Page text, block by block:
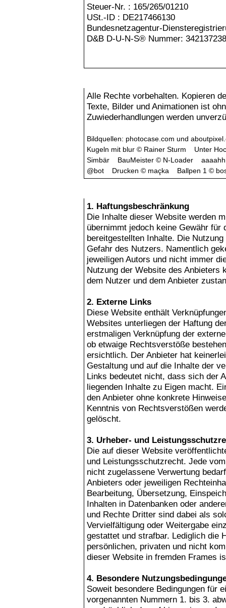
Steuer-Nr. : 165/265/01210
USt.-ID : DE217466130
Bundesnetzagentur-
D&B D-U-N-S® Nummer: 342137238
Alle Rechte vorbehalten. Kopieren
Texte, Bilder und Animationen ist
Zuwiederhandlungen werden
Bildquellen: photocase.com und
Kugeln mit blur © Rainer Sturm
Unter
Simbär
BauMeister © N-Loader
@bot
Drucken © maçka Ballpen 1 ©
1. Haftungsbeschränkung
Die Inhalte dieser Website werden
übernimmt jedoch keine Gewähr
bereitgestellten Inhalte. Die
Gefahr des Nutzers. Namentlich
jeweiligen Autors und nicht immer
Nutzung der Website des
dem Nutzer und dem Anbieter
2. Externe Links
Diese Website enthält
Websites unterliegen der Haftung
erstmaligen Verknüpfung der
ob etwaige Rechtsverstöße
ersichtlich. Der Anbieter hat
Gestaltung und auf die Inhalte der
Links bedeutet nicht, dass sich der
liegenden Inhalte zu Eigen macht.
den Anbieter ohne konkrete
Kenntnis von Rechtsverstößen
gelöscht.
3. Urheber- und
Die auf dieser Website
und Leistungsschutzrecht. Jede
nicht zugelassene Verwertung
Anbieters oder jeweiligen
Bearbeitung, Übersetzung,
Inhalten in Datenbanken oder
und Rechte Dritter sind dabei als
Vervielfältigung oder Weitergabe
gestattet und strafbar. Lediglich die
persönlichen, privaten und nicht
dieser Website in fremden Frames
4. Besondere
Soweit besondere Bedingungen für
vorgenannten Nummern 1. bis 3.